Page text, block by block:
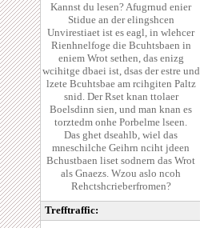
Kannst du lesen? Afugrnud enier
Stidue an der elingshcen
Unvirestiaet ist es eagl, in wlehcer
Rienhnelfoge die Bcuhtsbaen in
eniem Wrot sethen, das enizg
wcihitge dbaei ist, dsas der estre und
lzete Bcuhtsbae am rcihgiten Paltz
snid. Der Rset knan ttolaer
Boelsdinn sien, und man knan es
torztedm onhe Porbelme lseen.
Das ghet dseahlb, wiel das
mneschilche Geihrn nciht jdeen
Bchustbaen liset sodnern das Wrot
als Gnaezs. Wzou aslo ncoh
Rehctshcrieberfromen?
Trefftraffic: